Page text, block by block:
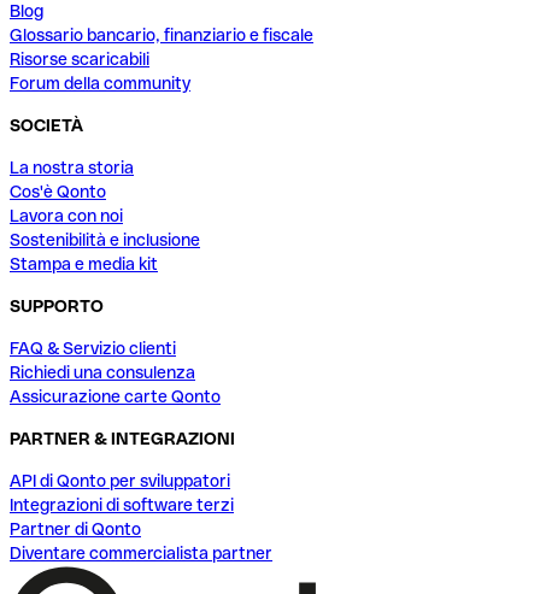
Blog
Glossario bancario, finanziario e fiscale
Risorse scaricabili
Forum della community
SOCIETÀ
La nostra storia
Cos'è Qonto
Lavora con noi
Sostenibilità e inclusione
Stampa e media kit
SUPPORTO
FAQ & Servizio clienti
Richiedi una consulenza
Assicurazione carte Qonto
PARTNER & INTEGRAZIONI
API di Qonto per sviluppatori
Integrazioni di software terzi
Partner di Qonto
Diventare commercialista partner